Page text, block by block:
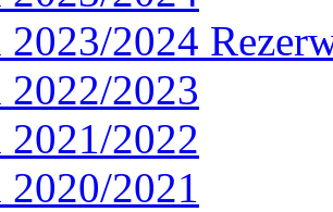
2023/2024
2022/2023
2021/2022
2020/2021